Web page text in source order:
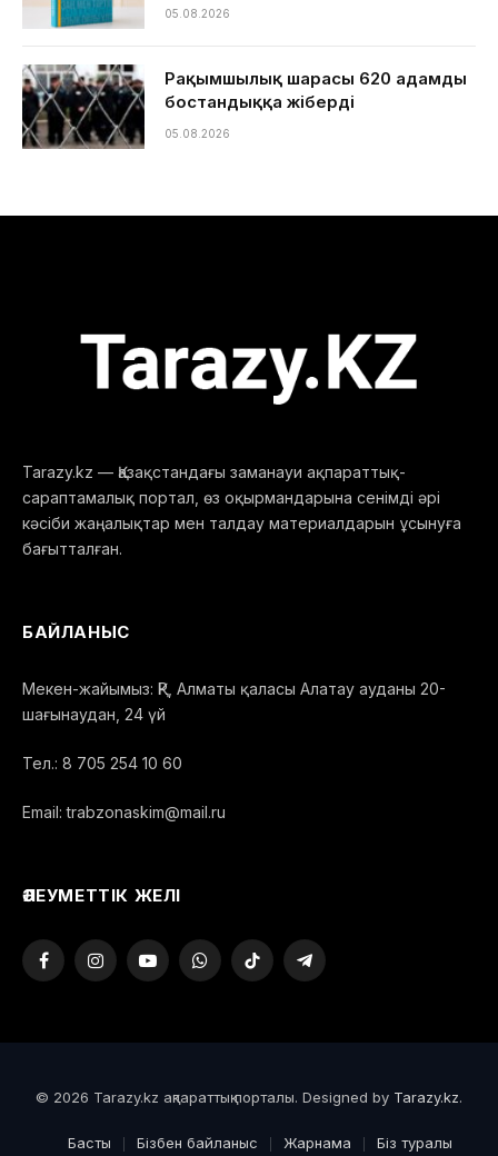
05.08.2026
Рақымшылық шарасы 620 адамды
бостандыққа жіберді
05.08.2026
Tarazy.kz — Қазақстандағы заманауи ақпараттық-
сараптамалық портал, өз оқырмандарына сенімді әрі
кәсіби жаңалықтар мен талдау материалдарын ұсынуға
бағытталған.
БАЙЛАНЫС
Мекен-жайымыз: ҚР, Алматы қаласы Алатау ауданы 20-
шағынаудан, 24 үй
Тел.: 8 705 254 10 60
Email: trabzonaskim@mail.ru
ӘЛЕУМЕТТІК ЖЕЛІ
FacebookInstagramYouTubeWhatsAppTikTok Telegram
© 2026 Tarazy.kz ақпараттық порталы. Designed by Tarazy.kz.
Басты Бізбен байланыс Жарнама Біз туралы